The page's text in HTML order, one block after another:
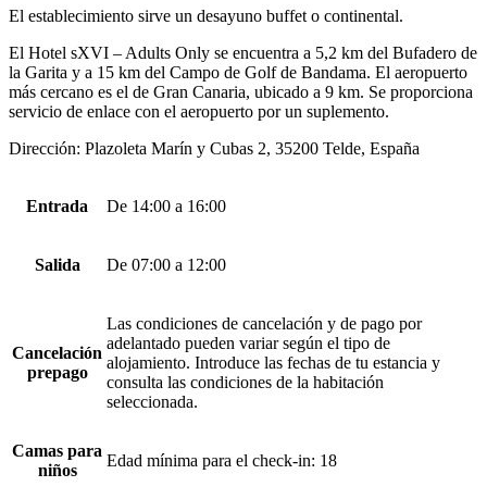
El establecimiento sirve un desayuno buffet o continental.
El Hotel sXVI – Adults Only se encuentra a 5,2 km del Bufadero de
la Garita y a 15 km del Campo de Golf de Bandama. El aeropuerto
más cercano es el de Gran Canaria, ubicado a 9 km. Se proporciona
servicio de enlace con el aeropuerto por un suplemento.
Dirección: Plazoleta Marín y Cubas 2, 35200 Telde, España
Entrada De 14:00 a 16:00
Salida De 07:00 a 12:00
Cancelación
prepago
Las condiciones de cancelación y de pago por
adelantado pueden variar según el tipo de
alojamiento. Introduce las fechas de tu estancia y
consulta las condiciones de la habitación
seleccionada.
Camas para
niños
Edad mínima para el check-in: 18